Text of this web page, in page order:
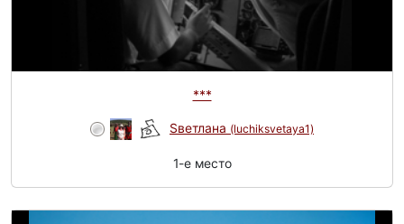
***
Sветлана (luchiksvetaya1)
1-e место